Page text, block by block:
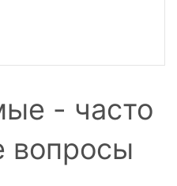
- часто
вопросы